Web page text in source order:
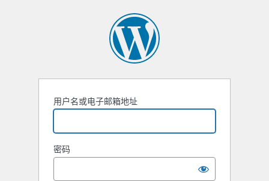
用户名或电子邮箱地址
密码